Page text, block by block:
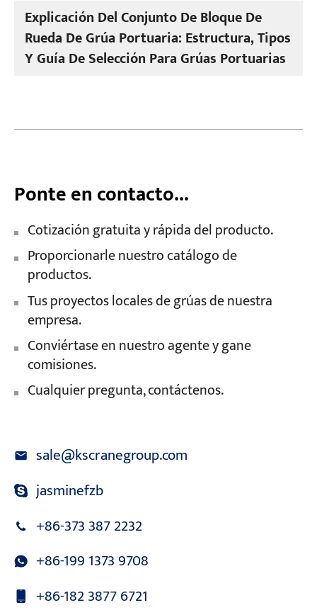
Explicación Del Conjunto De Bloque De
Rueda De Grúa Portuaria: Estructura, Tipos
Y Guía De Selección Para Grúas Portuarias
Ponte en contacto...
Cotización gratuita y rápida del producto.
Proporcionarle nuestro catálogo de
productos.
Tus proyectos locales de grúas de nuestra
empresa.
Conviértase en nuestro agente y gane
comisiones.
Cualquier pregunta, contáctenos.
sale@kscranegroup.com
jasminefzb
+86-373 387 2232
+86-199 1373 9708
+86-182 3877 6721